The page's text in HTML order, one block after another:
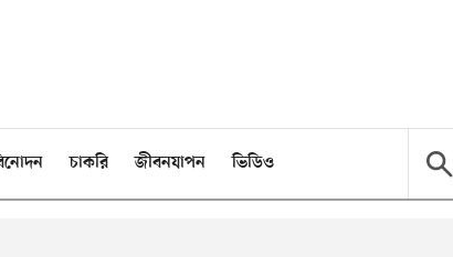
চাকরি জীবনযাপন ভিডিও